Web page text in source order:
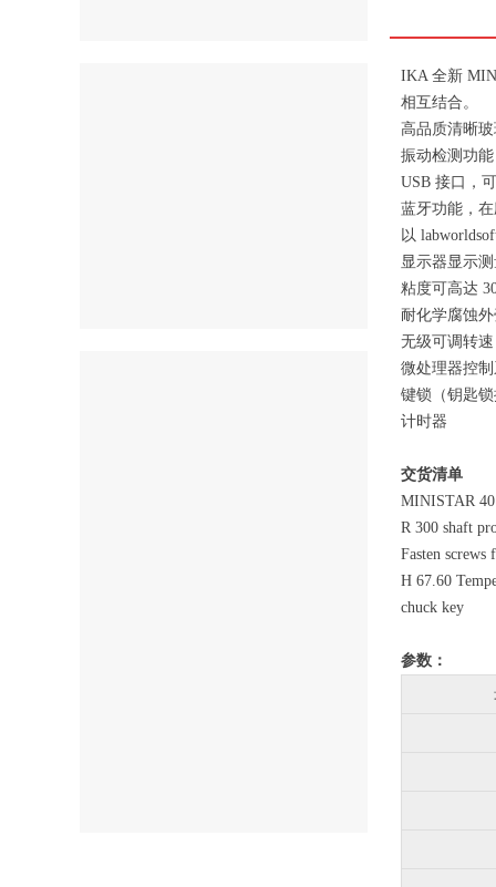
IKA 全新
相互结合。
高品质清晰
振动检测功
USB 接口，
蓝牙功能，
以
显示器显示
粘度可高达
耐化学腐蚀
无级可调转速
微处理器控
键锁（钥匙
计时器
交货清单
MINISTAR
R 300 shaft
Fasten
H 67.60
chuck key
参数：